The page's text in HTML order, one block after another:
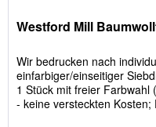
Westford Mill
Wir bedrucken nach
einfarbiger/einseitiger
1 Stück mit freier Farbwahl
- keine versteckten